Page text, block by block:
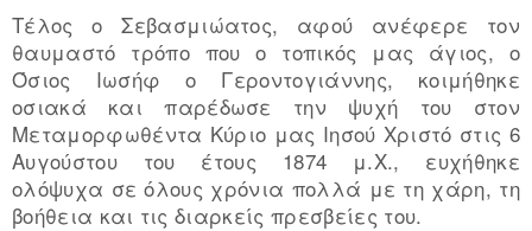
Τέλος ο Σεβασμιώατος, αφού ανέφερε τον
θαυμαστό τρόπο που ο τοπικός μας άγιος, ο
Όσιος Ιωσήφ ο Γεροντογιάννης, κοιμήθηκε
οσιακά και παρέδωσε την ψυχή του στον
Μεταμορφωθέντα Κύριο μας Ιησού Χριστό στις 6
Αυγούστου του έτους 1874 μ.Χ., ευχήθηκε
ολόψυχα σε όλους χρόνια πολλά με τη χάρη, τη
βοήθεια και τις διαρκείς πρεσβείες του.